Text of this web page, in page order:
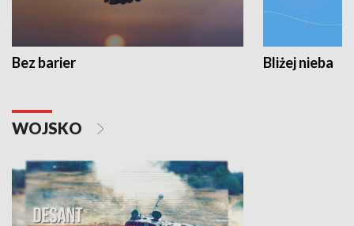
Bez barier Bliżej nieba
WOJSKO